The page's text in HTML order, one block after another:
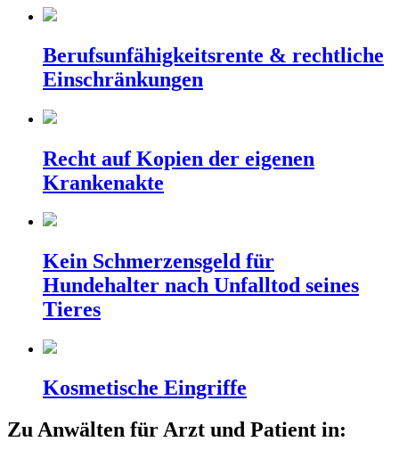
Berufsunfähigkeitsrente & rechtliche
Einschränkungen
Recht auf Kopien der eigenen
Krankenakte
Kein Schmerzensgeld für
Hundehalter nach Unfalltod seines
Tieres
Kosmetische Eingriffe
Zu Anwälten für Arzt und Patient in: